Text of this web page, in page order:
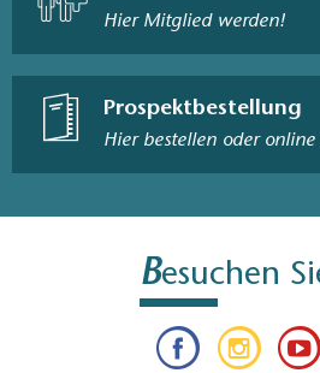
Hier Mitglied werden!
Prospektbestellung
Hier bestellen oder online
Besuchen